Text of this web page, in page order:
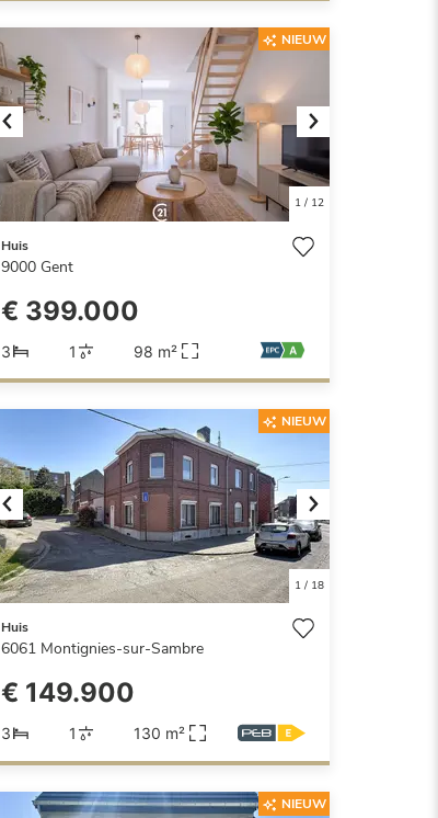
Previous Next
1/ 12
NIEUW
Huis
9000 Gent
€ 399.000
3 1 98 m²
Previous Next
1/ 18
NIEUW
Huis
6061 Montignies-sur-Sambre
€ 149.900
3 1 130 m²
NIEUW